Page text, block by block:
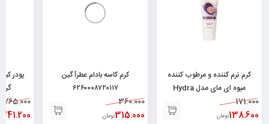
کرم نرم کننده و مرطوب کننده
میوه ای مای مدل Hydra
لیتر۶۲۶۰۴۸۲۵۲۱۳۷۸
171.000
138.600تومان
کرم کاسه بادام عطرآگین
۶۲۶۰۰۰۸۷۲۰۱۱۷
360.000
315.000تومان
گرم
265.000
241.200